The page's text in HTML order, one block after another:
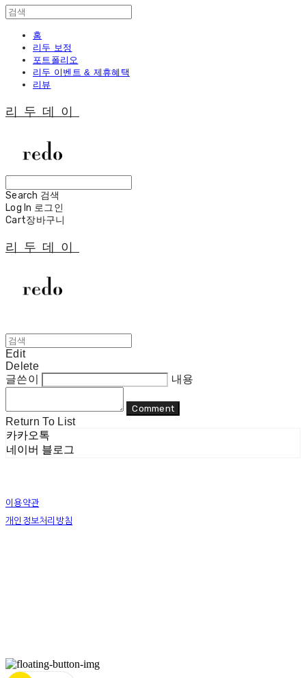
홈
리두 보정
포트폴리오
리두 이벤트 & 제휴혜택
리뷰
리두데이
Search 검색
Log In 로그인
Cart장바구니
리두데이
Edit
Delete
글쓴이
내용
Comment
Return To List
카카오톡
네이버 블로그
이용약관
개인정보처리방침